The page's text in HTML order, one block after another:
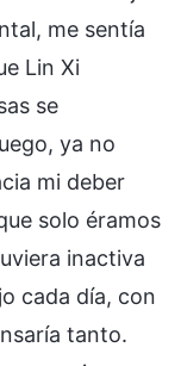
me sentía
Lin Xi
se
ya no
mi deber
solo éramos
inactiva
cada día, con
tanto.